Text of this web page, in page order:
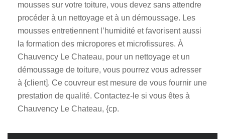
mousses sur votre toiture, vous devez sans attendre
procéder à un nettoyage et à un démoussage. Les
mousses entretiennent l’humidité et favorisent aussi
la formation des micropores et microfissures. À
Chauvency Le Chateau, pour un nettoyage et un
démoussage de toiture, vous pourrez vous adresser
à {client]. Ce couvreur est mesure de vous fournir une
prestation de qualité. Contactez-le si vous êtes à
Chauvency Le Chateau, {cp.